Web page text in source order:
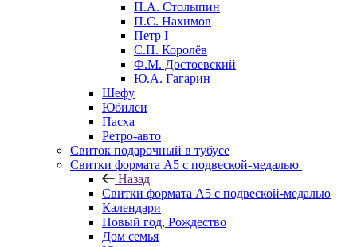
П.А. Столыпин
П.С. Нахимов
Петр I
С.П. Королёв
Ф.М. Достоевский
Ю.А. Гагарин
Шефу
Юбилеи
Пасха
Ретро-авто
Свиток подарочный в тубусе
Свитки формата А5 с подвеской-медалью
Назад
Свитки формата А5 с подвеской-медалью
Календари
Новый год, Рождество
Дом семья